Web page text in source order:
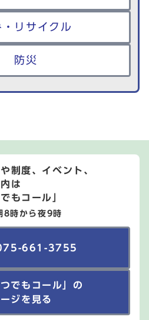
・リサイクル
防災
制度、イベント、
は
もコール」
時から夜9時
661-3755
つでもコール」の
ジを見る